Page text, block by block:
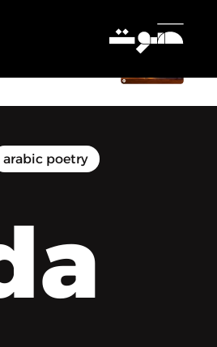
arabic poetry